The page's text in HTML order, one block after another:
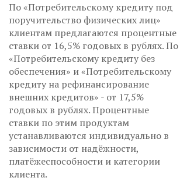
По «Потребительскому кредиту под
поручительство физических лиц»
клиентам предлагаются процентные
ставки от 16,5% годовых в рублях. По
«Потребительскому кредиту без
обеспечения» и «Потребительскому
кредиту на рефинансирование
внешних кредитов» - от 17,5%
годовых в рублях. Процентные
ставки по этим продуктам
устанавливаются индивидуально в
зависимости от надёжности,
платёжеспособности и категории
клиента.